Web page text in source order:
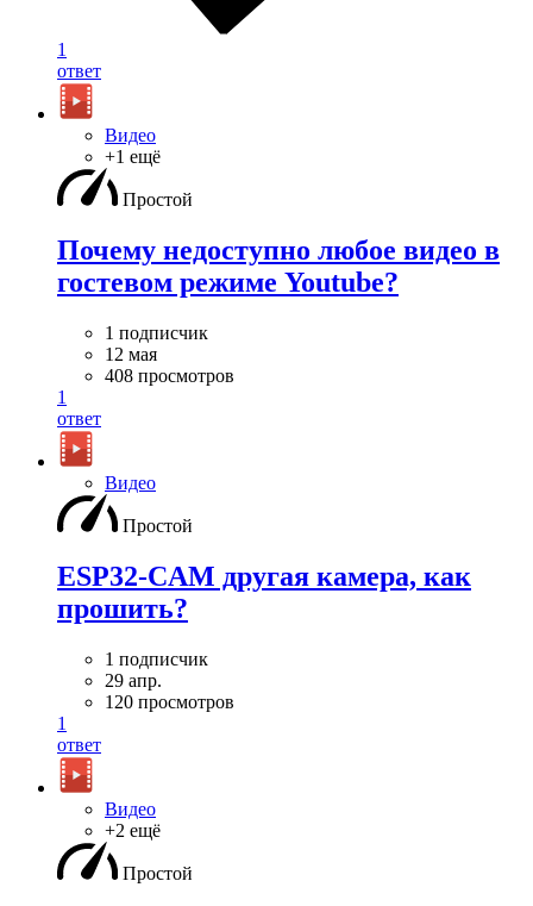
1
ответ
Видео
+1 ещё
Простой
Почему недоступно любое видео в
гостевом режиме Youtube?
1 подписчик
12 мая
408 просмотров
1
ответ
Видео
Простой
ESP32-CAM другая камера, как
прошить?
1 подписчик
29 апр.
120 просмотров
1
ответ
Видео
+2 ещё
Простой